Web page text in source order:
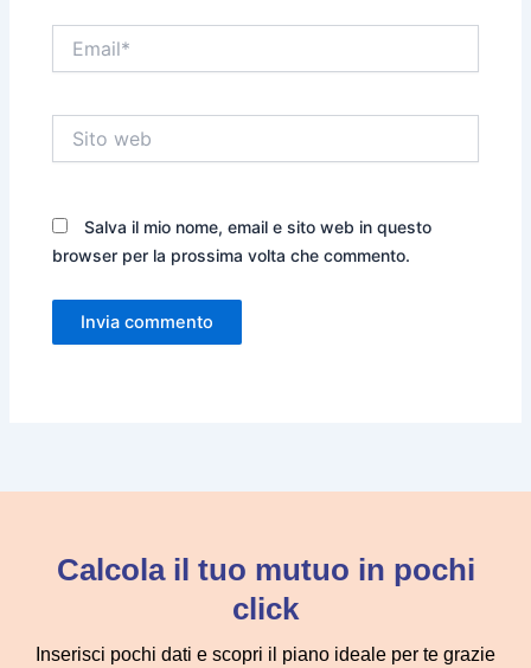
web
Salva il mio nome, email e sito web in questo
browser per la prossima volta che commento.
Inserisci pochi dati e scopri il piano ideale per te grazie
Calcola il tuo mutuo in pochi
click